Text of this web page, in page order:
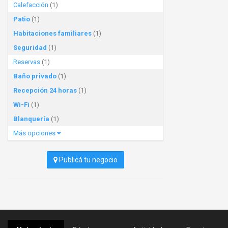
Calefacción (1)
Patio (1)
Habitaciones familiares (1)
Seguridad (1)
Reservas (1)
Baño privado (1)
Recepción 24 horas (1)
Wi-Fi (1)
Blanquería (1)
Más opciones
Publicá tu negocio